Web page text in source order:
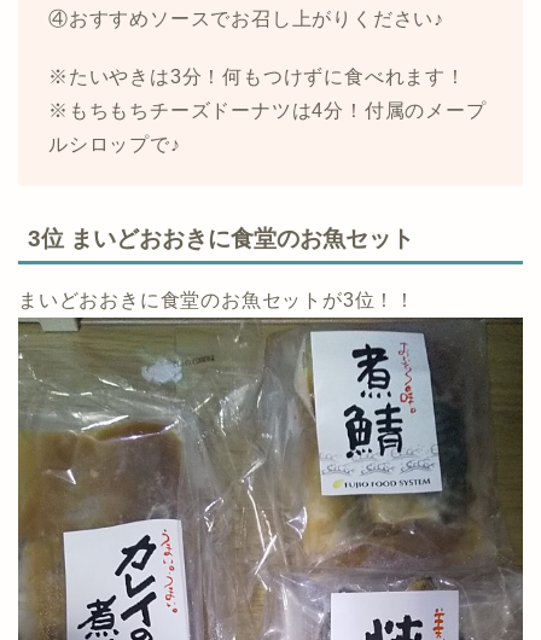
④おすすめソースでお召し上がりください♪
※たいやきは3分！何もつけずに食べれます！
※もちもちチーズドーナツは4分！付属のメープ
ルシロップで♪
3位 まいどおおきに食堂のお魚セット
まいどおおきに食堂のお魚セットが3位！！